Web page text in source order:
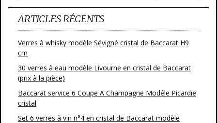
ARTICLES RÉCENTS
Verres à whisky modèle Sévigné cristal de Baccarat H9
cm
30 verres à eau modèle Livourne en cristal de Baccarat
(prix à la pièce)
Baccarat service 6 Coupe A Champagne Modéle Picardie
cristal
Set 6 verres à vin n°4 en cristal de Baccarat modèle